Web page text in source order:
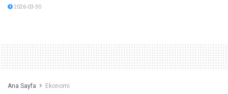
2026-03-30
Ana Sayfa Ekonomi